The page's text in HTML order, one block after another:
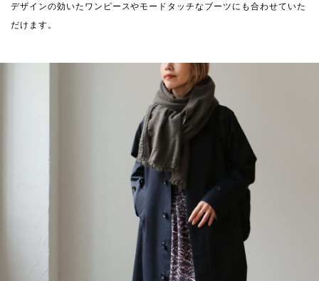
デザインの効いたワンピースやモードタッチなブーツにも合わせていた
だけます。